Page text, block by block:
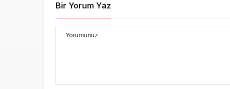
Bir Yorum Yaz
Yorumunuz